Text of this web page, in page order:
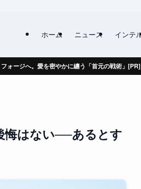
ホーム ニュース インテ
フォージへ。愛を密やかに纏う「首元の戦術」[PR]
悔はない──あるとす